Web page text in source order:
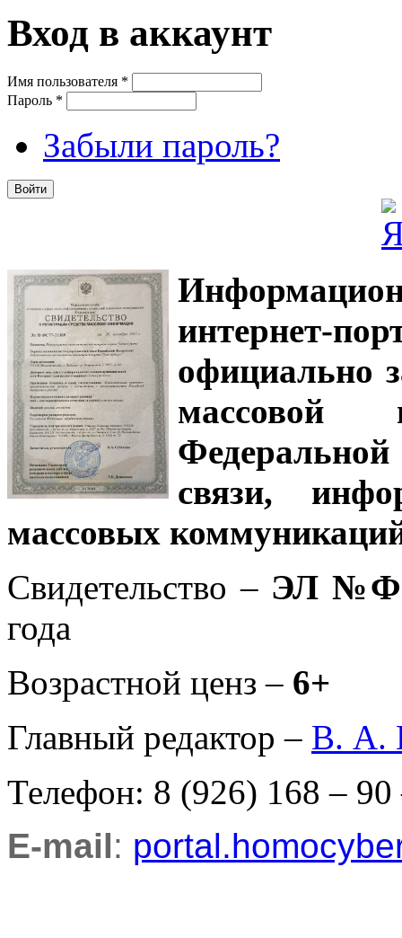
Вход в аккаунт
Имя пользователя *
Пароль *
Забыли пароль?
интернет-
официально
связи,
массовых
Свидетельство – ЭЛ
года
Возрастной ценз – 6+
Главный редактор – В. А.
Телефон: 8 (926) 168 – 90
E-mail: